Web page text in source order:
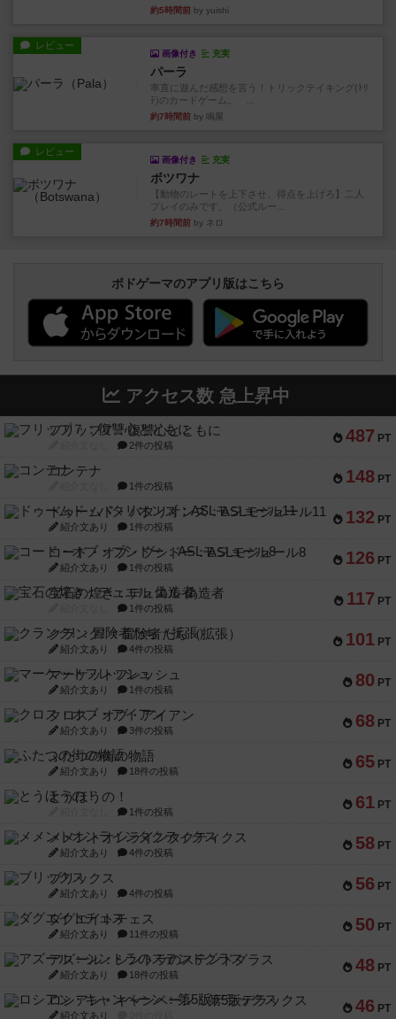
約5時間前 by yuishi
レビュー
画像付き 充実
パーラ
率直に遊んだ感想を言う！トリックテイキング(ﾄﾘ
ﾃ)のカードゲーム。 ...
約7時間前 by 鳴屋
レビュー
画像付き 充実
ボツワナ
【動物のレートを上下させ、得点を上げろ】二人
プレイのみです。（公式ルー...
約7時間前 by ネロ
ボドゲーマのアプリ版はこちら
アクセス数 急上昇中
487 PT
フリップ７：復讐心とともに
2件の投稿
148 PT
コンテナ
1件の投稿
132 PT
ドゥームド・バタリオンズ：ASLモジュール11
紹介文あり 1件の投稿
126 PT
コード・オブ・ブシドー：ASLモジュール8
紹介文あり 1件の投稿
117 PT
宝石の煌き：デュエル 偽造者
1件の投稿
101 PT
クランク! ：冒険者たち（拡張）
紹介文あり 4件の投稿
80 PT
マーケットフレッシュ
紹介文あり 1件の投稿
68 PT
クロス・オブ・アイアン
紹介文あり 3件の投稿
65 PT
ふたつの街の物語
紹介文あり 18件の投稿
61 PT
とうほうの！
1件の投稿
58 PT
メメントオンラインタクティクス
紹介文あり 4件の投稿
56 PT
ブリックス
紹介文あり 4件の投稿
50 PT
ダグエイトチェス
紹介文あり 11件の投稿
48 PT
アズール：シントラのステンドグラス
紹介文あり 18件の投稿
46 PT
ロシアン・キャンペーン：第5版デラックス
紹介文あり